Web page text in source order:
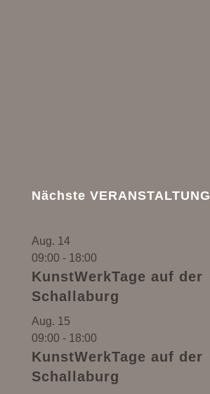
Nächste VERANSTALTUNG
Aug. 14
09:00 - 18:00
KunstWerkTage auf der
Schallaburg
Aug. 15
09:00 - 18:00
KunstWerkTage auf der
Schallaburg